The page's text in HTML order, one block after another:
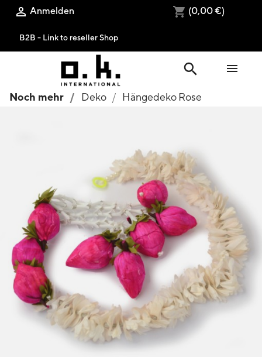
 Anmelden shopping_cart (0,00 €)
B2B - Link to reseller Shop
search 
Noch mehr Deko Hängedeko Rose